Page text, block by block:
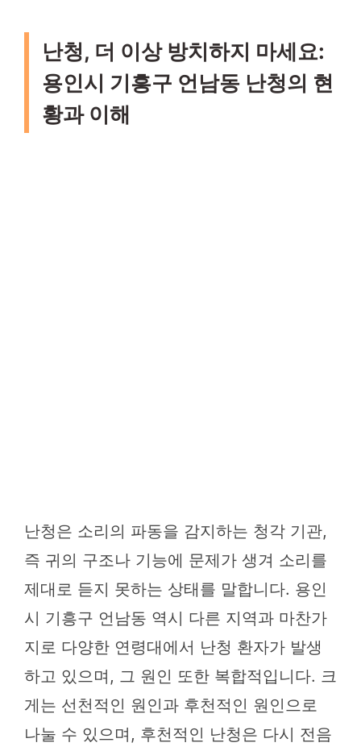
난청, 더 이상 방치하지 마세요:
용인시 기흥구 언남동 난청의 현
황과 이해
난청은 소리의 파동을 감지하는 청각 기관,
즉 귀의 구조나 기능에 문제가 생겨 소리를
제대로 듣지 못하는 상태를 말합니다. 용인
시 기흥구 언남동 역시 다른 지역과 마찬가
지로 다양한 연령대에서 난청 환자가 발생
하고 있으며, 그 원인 또한 복합적입니다. 크
게는 선천적인 원인과 후천적인 원인으로
나눌 수 있으며, 후천적인 난청은 다시 전음